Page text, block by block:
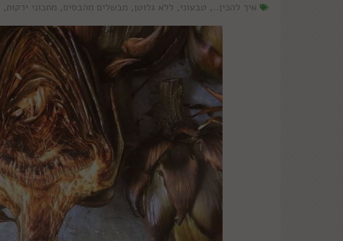
איך להכין.., טבעוני, ללא גלוטן, מבשלים מהבסיס, מתכוני ירקות,